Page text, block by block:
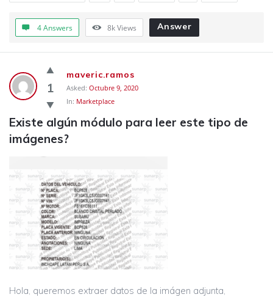
4 Answers 8kViews Answer
1
maveric.ramos
Asked: Octubre 9, 2020
In: Marketplace
Existe algún módulo para leer este tipo de
imágenes?
Hola, queremos extraer datos de la imágen adjunta,